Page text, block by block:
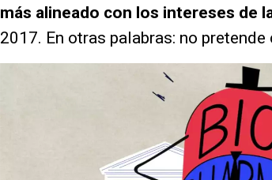
más alineado con los intereses de
2017. En otras palabras: no